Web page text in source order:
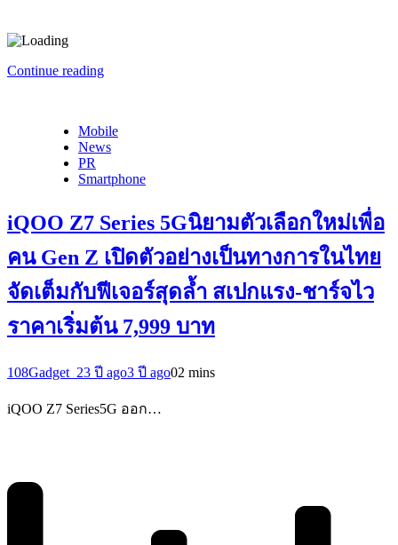
Continue reading
Mobile
News
PR
Smartphone
iQOO Z7 Series 5Gนิยามตัวเลือกใหม่เพื่อ
คน Gen Z เปิดตัวอย่างเป็นทางการในไทย
จัดเต็มกับฟีเจอร์สุดล้ำ สเปกแรง-ชาร์จไว
ราคาเริ่มต้น 7,999 บาท
108Gadget_23 ปี ago3 ปี ago02 mins
iQOO Z7 Series5G ออก…